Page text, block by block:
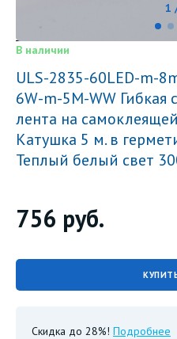
1
В наличии
ULS-2835-60LED-m-8mm-IP20-DC24V-
6W-m-5M-WW Гибкая
лента на
Катушка 5 м. в
Теплый белый свет
756 руб.
Скидка до 28%! Подробнее